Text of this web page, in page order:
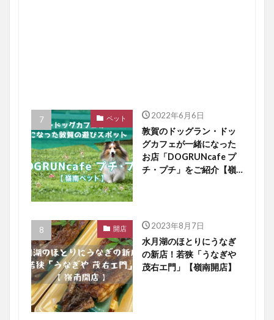
ペット 2022年6月6日
敦賀のドッグラン・ドッ
グカフェが一緒になった
お店「DOGRUNcafe プ
チ・プチ」をご紹介【嶺
開店 2023年8月7日
水月湖のほとりにうなぎ
の新店！若狭「うなぎや
茂右エ門」【嶺南開店】